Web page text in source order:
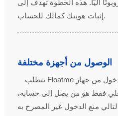
آليًا. هذه الخطوة تهدف إلى
إثبات هويتك كمالك للحساب.
الوصول من أجهزة مختلفة
تتطلب Floatme رمز تحقق عند تسجيل الدخول من جهاز
فقط هو من يصل إلى حسابه،